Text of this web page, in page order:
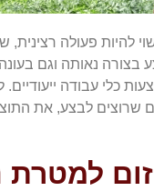
להיות פעולה
בצורה נאותה וגם
כלי עבודה
שרוצים לבצע, את
למטרת